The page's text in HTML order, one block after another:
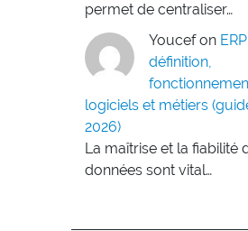
permet de centraliser…
Youcef on
définition,
logiciels et métiers
2026)
La maîtrise et la fiabilité
données sont vital…